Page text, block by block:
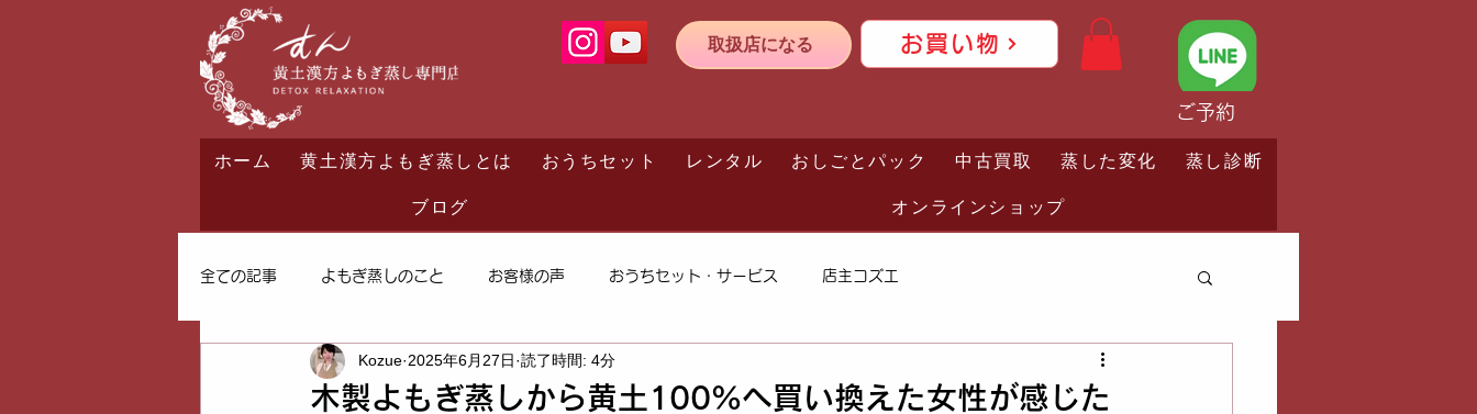
取扱店になる お買い物
ご予約
ホーム 黄土漢方よもぎ蒸しとは おうちセット レンタル おしごとパック 中古買取 蒸した変化
蒸し診断
ブログ
オンラインショップ
全ての記事 よもぎ蒸しのこと お客様の声 おうちセット・サービス 店主コズエ
木製よもぎ蒸しから黄土100%へ買い換えた女性が感じた
Kozue 2025年6月27日 読了時間: 4分